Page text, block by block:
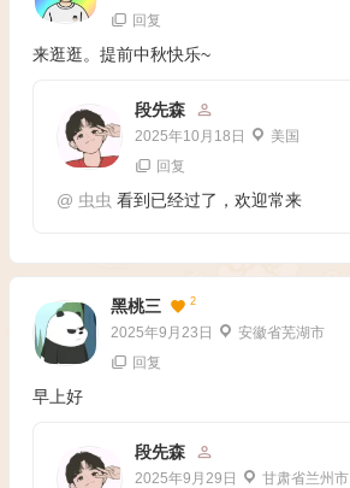
回复
来逛逛。提前中秋快乐~
段先森
2025年10月18日 美国
回复
@ 虫虫 看到已经过了，欢迎常来
黑桃三 2
2025年9月23日 安徽省芜湖市
回复
早上好
段先森
2025年9月29日 甘肃省兰州市